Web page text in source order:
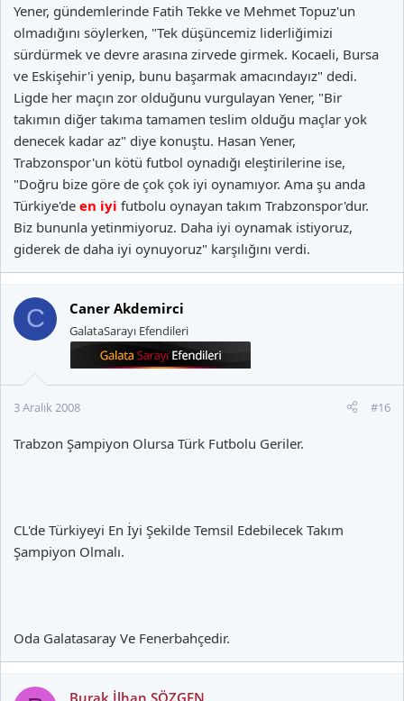
Yener, gündemlerinde Fatih Tekke ve Mehmet Topuz'un
olmadığını söylerken, "Tek düşüncemiz liderliğimizi
sürdürmek ve devre arasına zirvede girmek. Kocaeli, Bursa
ve Eskişehir'i yenip, bunu başarmak amacındayız" dedi.
Ligde her maçın zor olduğunu vurgulayan Yener, "Bir
takımın diğer takıma tamamen teslim olduğu maçlar yok
denecek kadar az" diye konuştu. Hasan Yener,
Trabzonspor'un kötü futbol oynadığı eleştirilerine ise,
"Doğru bize göre de çok çok iyi oynamıyor. Ama şu anda
Türkiye'de en iyi futbolu oynayan takım Trabzonspor'dur.
Biz bununla yetinmiyoruz. Daha iyi oynamak istiyoruz,
giderek de daha iyi oynuyoruz" karşılığını verdi.
C Caner Akdemirci
GalataSarayı Efendileri
3 Aralık 2008 #16
Trabzon Şampiyon Olursa Türk Futbolu Geriler.
CL'de Türkiyeyi En İyi Şekilde Temsil Edebilecek Takım
Şampiyon Olmalı.
Oda Galatasaray Ve Fenerbahçedir.
Burak İlhan SÖZGEN